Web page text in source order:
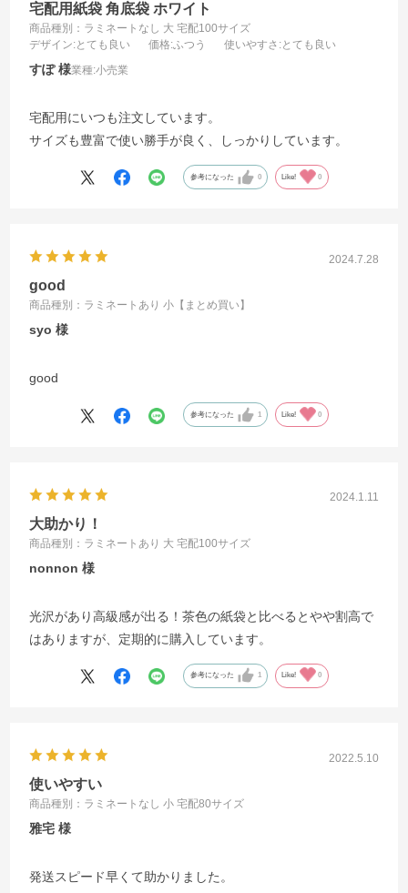
宅配用紙袋 角底袋 ホワイト
商品種別：ラミネートなし 大 宅配100サイズ
デザイン:とても良い 価格:ふつう 使いやすさ :とても良い
すぽ 業種:小売業
宅配用にいつも注文しています。
サイズも豊富で使い勝手が良く、しっかりしています。
参考になった 0 Like! 0
2024.7.28
good
商品種別：ラミネートあり 小【まとめ買い】
syo
good
参考になった 1 Like! 0
2024.1.11
大助かり！
商品種別：ラミネートあり 大 宅配100サイズ
nonnon
光沢があり高級感が出る！茶色の紙袋と比べるとやや割高で
はありますが、定期的に購入しています。
参考になった 1 Like! 0
2022.5.10
使いやすい
商品種別：ラミネートなし 小 宅配80サイズ
雅宅
発送スピード早くて助かりました。